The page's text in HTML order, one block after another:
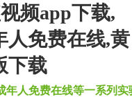
频app下载,
人免费在线,黄
下载
人免费在线等一系列实验